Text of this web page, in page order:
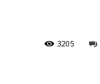
3205